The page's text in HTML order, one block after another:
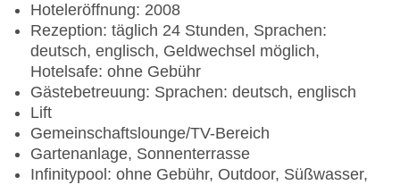
Hoteleröffnung: 2008
Rezeption: täglich 24 Stunden, Sprachen:
deutsch, englisch, Geldwechsel möglich,
Hotelsafe: ohne Gebühr
Gästebetreuung: Sprachen: deutsch, englisch
Lift
Gemeinschaftslounge/TV-Bereich
Gartenanlage, Sonnenterrasse
Infinitypool: ohne Gebühr, Outdoor, Süßwasser,